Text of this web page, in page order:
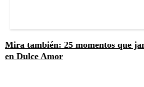
Mira también: 25 momentos que
en Dulce Amor